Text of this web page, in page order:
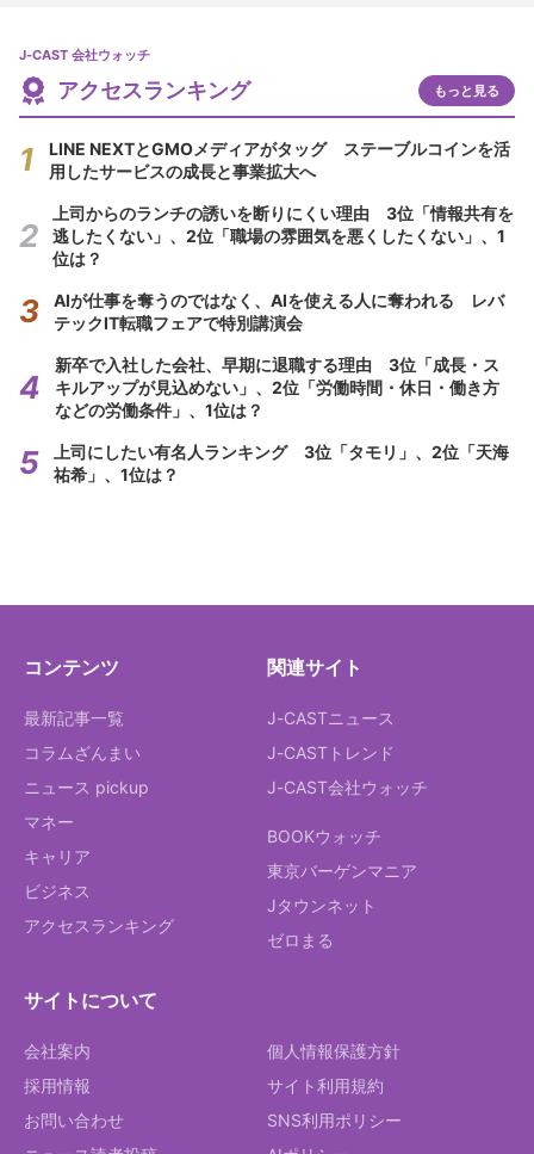
J-CAST 会社ウォッチ
アクセスランキング もっと見る
LINE NEXTとGMOメディアがタッグ ステーブルコインを活
用したサービスの成長と事業拡大へ
上司からのランチの誘いを断りにくい理由 3位「情報共有を
逃したくない」、2位「職場の雰囲気を悪くしたくない」、1
位は？
AIが仕事を奪うのではなく、AIを使える人に奪われる レバ
テックIT転職フェアで特別講演会
新卒で入社した会社、早期に退職する理由 3位「成長・ス
キルアップが見込めない」、2位「労働時間・休日・働き方
などの労働条件」、1位は？
上司にしたい有名人ランキング 3位「タモリ」、2位「天海
祐希」、1位は？
コンテンツ
最新記事一覧
コラムざんまい
ニュース pickup
マネー
キャリア
ビジネス
アクセスランキング
関連サイト
J-CASTニュース
J-CASTトレンド
J-CAST会社ウォッチ
BOOKウォッチ
東京バーゲンマニア
Jタウンネット
ゼロまる
サイトについて
会社案内
採用情報
お問い合わせ
個人情報保護方針
サイト利用規約
SNS利用ポリシー